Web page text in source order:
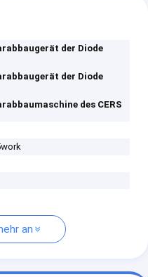
der Diode
der Diode
des CERS
an